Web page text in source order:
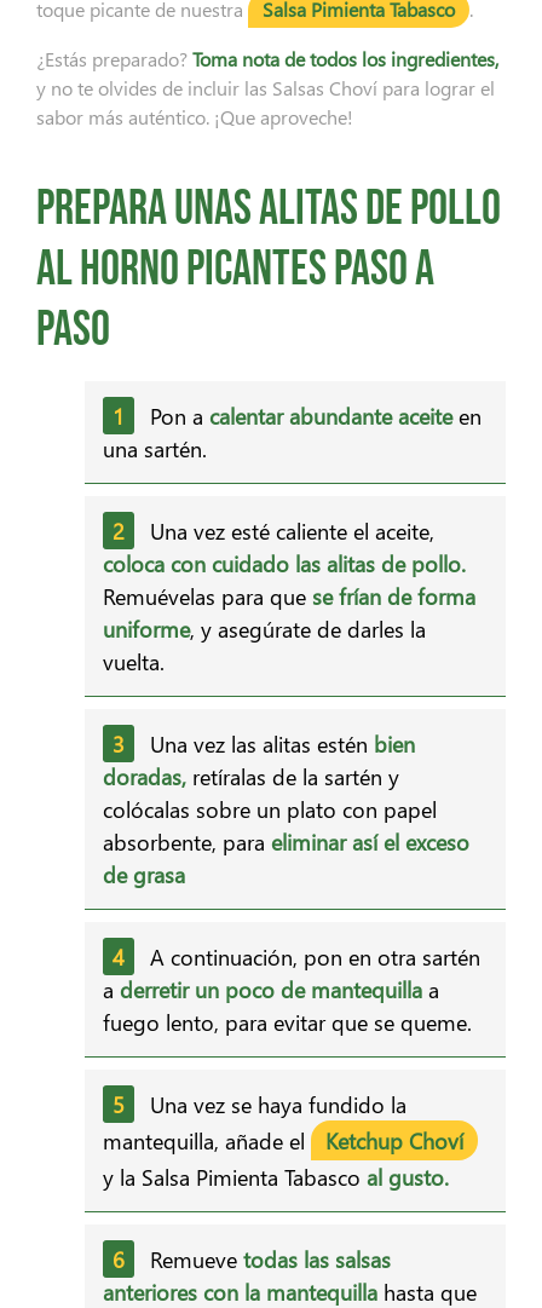
toque picante de nuestra Salsa Pimienta Tabasco
.
¿Estás preparado?Toma nota de todos los ingredientes,
y no te olvides de incluir las Salsas Choví para lograr el
sabor más auténtico. ¡Que aproveche!
Prepara unas alitas de pollo
al horno picantes paso a
paso
Pon a calentar abundante aceiteen
una sartén.
Una vez esté caliente el aceite,
coloca con cuidado las alitas de pollo.
Remuévelas para que se frían de forma
uniforme, y asegúrate de darles la
vuelta.
Una vez las alitas estén bien
doradas, retíralas de la sartén y
colócalas sobre un plato con papel
absorbente, para eliminar así el exceso
de grasa
A continuación, pon en otra sartén
a derretir un poco de mantequilla a
fuego lento, para evitar que se queme.
Una vez se haya fundido la
mantequilla, añade el
Ketchup Choví
y la Salsa Pimienta Tabasco al gusto.
Remueve todas las salsas
anteriores con la mantequilla hasta que